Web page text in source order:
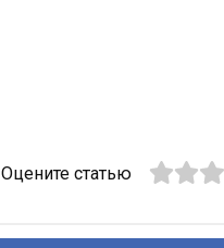
Оцените статью